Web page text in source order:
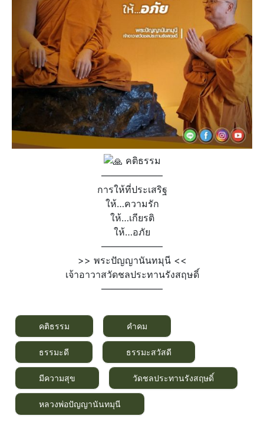
คติธรรม
——————–
การให้ที่ประเสริฐ
ให้…ความรัก
ให้…เกียรติ
ให้…อภัย
——————–
>> พระปัญญานันทมุนี <<
เจ้าอาวาสวัดชลประทานรังสฤษดิ์
——————–
คติธรรม คำคม
ธรรมะดี ธรรมะสวัสดี
มีความสุข วัดชลประทานรังสฤษดิ์
หลวงพ่อปัญญานันทมุนี